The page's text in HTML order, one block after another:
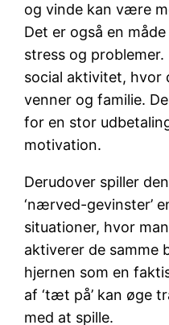
og vinde kan være
Det er også en
stress og
social aktivitet, hvor
venner og familie.
for en stor
motivation.
Derudover spiller
‘nærved-gevinster’
situationer, hvor
aktiverer de samme
hjernen som en
af ‘tæt på’ kan øge
med at spille.